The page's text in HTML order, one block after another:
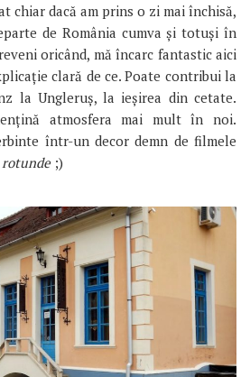
chiar dacă am prins o zi mai închisă,
de România cumva și totuși în
oricând, mă încarc fantastic aici
clară de ce. Poate contribui la
la Ungleruș, la ieșirea din cetate.
atmosfera mai mult în noi.
într-un decor demn de filmele
;)